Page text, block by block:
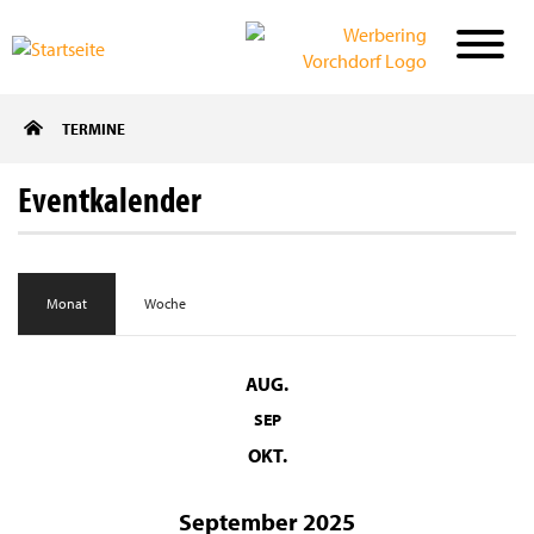
zum
TERMINE
Eventkalender
Monat Woche
AUG.
SEP
OKT.
September 2025